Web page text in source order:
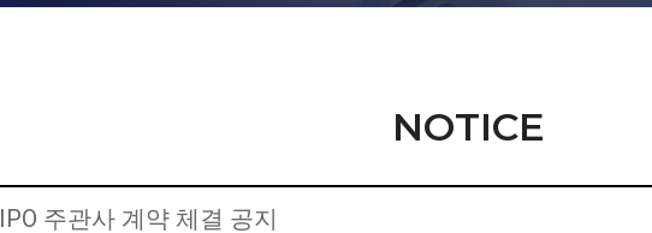
NOTICE
IPO 주관사 계약 체결 공지